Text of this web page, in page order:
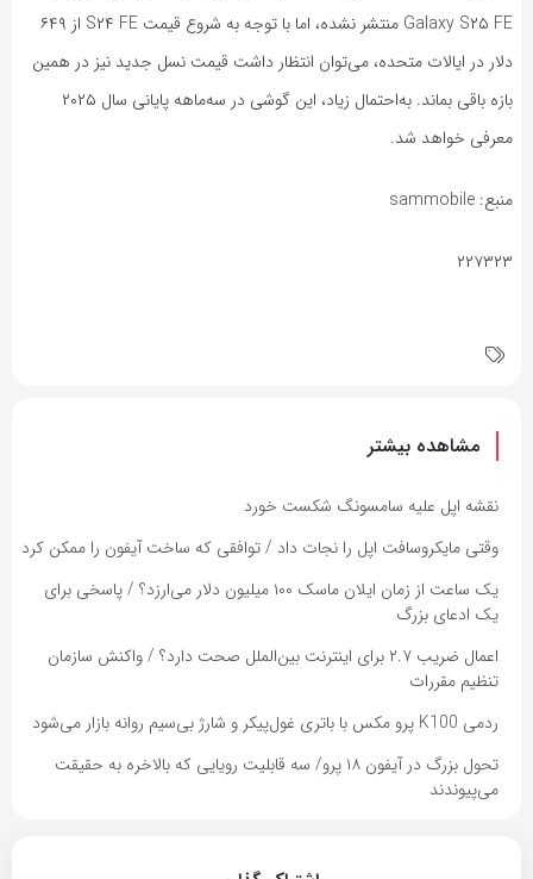
Galaxy S۲۵ FE منتشر نشده، اما با توجه به شروع قیمت S۲۴ FE از ۶۴۹
دلار در ایالات متحده، می‌توان انتظار داشت قیمت نسل جدید نیز در همین
بازه باقی بماند. به‌احتمال زیاد، این گوشی در سه‌ماهه پایانی سال ۲۰۲۵
معرفی خواهد شد.
منبع: sammobile
۲۲۷۳۲۳
مشاهده بیشتر
نقشه اپل علیه سامسونگ شکست خورد
وقتی مایکروسافت اپل را نجات داد / توافقی که ساخت آیفون را ممکن کرد
یک ساعت از زمان ایلان ماسک ۱۰۰ میلیون دلار می‌ارزد؟ / پاسخی برای
یک ادعای بزرگ
اعمال ضریب ۲.۷ برای اینترنت بین‌الملل صحت دارد؟ / واکنش سازمان
تنظیم مقررات
ردمی K100 پرو مکس با باتری غول‌پیکر و شارژ بی‌سیم روانه بازار می‌شود
تحول بزرگ در آیفون ۱۸ پرو/ سه قابلیت رویایی که بالاخره به حقیقت
می‌پیوندند